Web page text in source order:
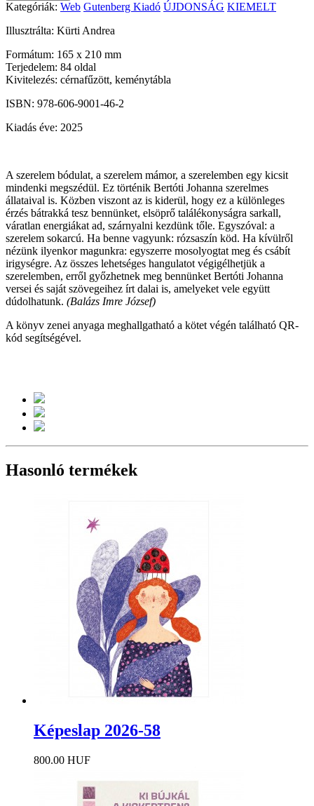
Kategóriák: Web Gutenberg Kiadó ÚJDONSÁG KIEMELT
Illusztrálta: Kürti Andrea
Formátum: 165 x 210 mm
Terjedelem: 84 oldal
Kivitelezés: cérnafűzött, keménytábla
ISBN: 978-606-9001-46-2
Kiadás éve: 2025
A szerelem bódulat, a szerelem mámor, a szerelemben egy kicsit
mindenki megszédül. Ez történik Bertóti Johanna szerelmes
állataival is. Közben viszont az is kiderül, hogy ez a különleges
érzés bátrakká tesz bennünket, elsöprő találékonyságra sarkall,
váratlan energiákat ad, szárnyalni kezdünk tőle. Egyszóval: a
szerelem sokarcú. Ha benne vagyunk: rózsaszín köd. Ha kívülről
nézünk ilyenkor magunkra: egyszerre mosolyogtat meg és csábít
irigységre. Az összes lehetséges hangulatot végigélhetjük a
szerelemben, erről győzhetnek meg bennünket Bertóti Johanna
versei és saját szövegeihez írt dalai is, amelyeket vele együtt
dúdolhatunk. (Balázs Imre József)
A könyv zenei anyaga meghallgatható a kötet végén található QR-
kód segítségével.
Hasonló termékek
Képeslap 2026-58
800.00 HUF